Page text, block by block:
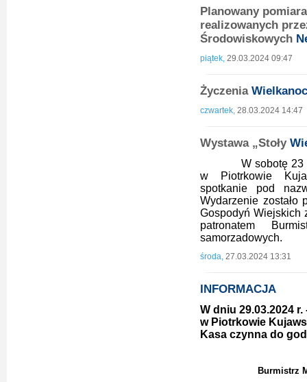
Planowany
realizowanych
Środowiskowych
piątek, 29.03.2024 09:47
Życzenia
czwartek, 28.03.2024 14:47
Wystawa „Stoły
W sobotę 23
w Piotrkowie
spotkanie pod
Wydarzenie zostało
Gospodyń Wiejskich
patronatem
samorzadowych.
środa, 27.03.2024 13:31
INFORMACJA
W dniu 29.03.2024
w Piotrkowie
Kasa czynna do
Burmistrz